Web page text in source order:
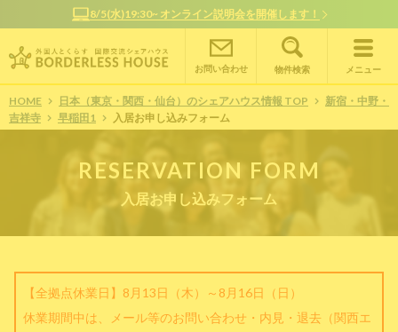
8/5(水)19:30~ オンライン説明会を開催します！
お問い合わせ 物件検索 メニュー
HOME 日本（東京・関西・仙台）のシェアハウス情報 TOP
新宿・中野・
吉祥寺
早稲田1 入居お申し込みフォーム
RESERVATION FORM
入居お申し込みフォーム
【全拠点休業日】8月13日（木）～8月16日（日）
休業期間中は、メール等のお問い合わせ・内見・退去（関西エ